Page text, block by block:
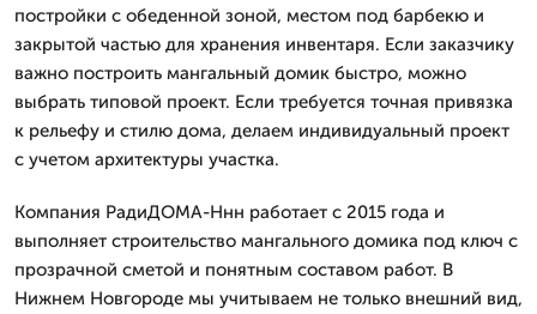
постройки с обеденной зоной, местом под барбекю и
закрытой частью для хранения инвентаря. Если заказчику
важно построить мангальный домик быстро, можно
выбрать типовой проект. Если требуется точная привязка
к рельефу и стилю дома, делаем индивидуальный проект
с учетом архитектуры участка.
Компания РадиДОМА-Ннн работает с 2015 года и
выполняет строительство мангального домика под ключ с
прозрачной сметой и понятным составом работ. В
Нижнем Новгороде мы учитываем не только внешний вид,